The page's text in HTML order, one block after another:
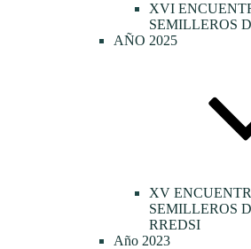
XVI
SEMILLEROS
AÑO 2025
XV
SEMILLEROS
RREDSI
Año 2023